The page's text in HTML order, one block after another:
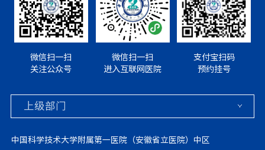
微信扫一扫
关注公众号
微信扫一扫
进入互联网医院
支付宝扫码
预约挂号
中国科学技术大学附属第一医院（安徽省立医院）中区